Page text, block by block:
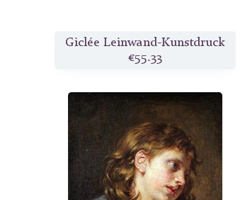
Giclée Leinwand-Kunstdruck
€55.33